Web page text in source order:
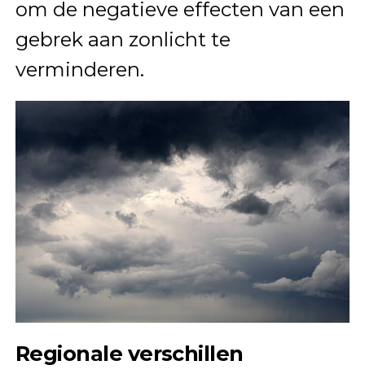
om de negatieve effecten van een
gebrek aan zonlicht te
verminderen.
Regionale verschillen